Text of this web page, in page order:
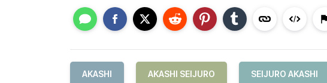
AKASHI AKASHI SEIJURO SEIJURO AKASHI